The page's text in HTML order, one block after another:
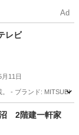
Ad
レビ
月11日
- ブランド:
沼 2階建一軒家